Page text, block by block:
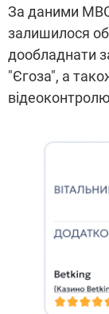
За даними МВС,
залишилося
дообладнати
"Єгоза", а
відеоконтролю